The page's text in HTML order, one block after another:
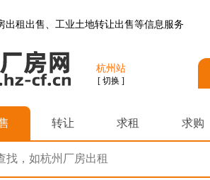
出租出售、工业土地转让出售等信息服务
杭州站
[ 切换 ]
转让 求租 求购